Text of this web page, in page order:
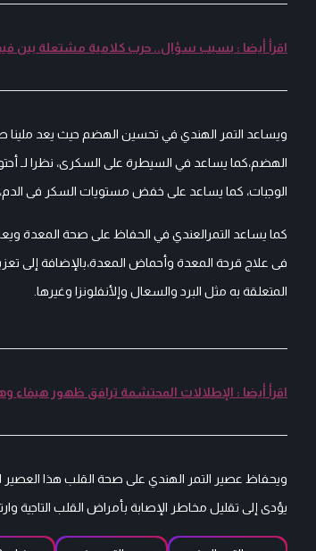
اقرأ أيضا : بسبب سؤال.. حرب كلامية مشتعلة بين
ويساعد التمر الهندي في تحسين الهضم حيث يعد ملينا
الهضم،كما يساعد في السيطرة على السكرى، نظرا لـ
الوجبات، كما يساعد على خفض مستويات السكر فى
كما يساعد التمرالعندي في الحفاظ على صحة المعدة
فى علاج قرحة المعدة وأحماض المعدة،بالإضافة إلى
المتعلقة به مثل البرد والسعال وإلأنفلونزا وغيرها.
اقرأ أيضا : الإطلالات المحتشمة ترافق ظهور
ويحفاظ عصير التمر الهندي على صحة القلب هذا العصير
يؤدى إلى تقليل مخاطر الإصابة بأمراض القلب التاجية